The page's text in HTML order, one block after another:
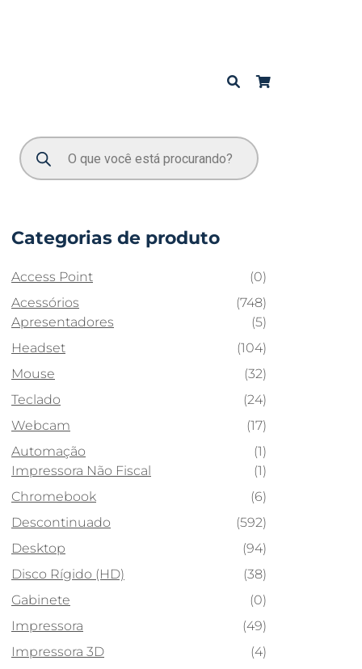
Categorias de produto
Access Point
(0)
Acessórios
(748)
Apresentadores
(5)
Headset
(104)
Mouse
(32)
Teclado
(24)
Webcam
(17)
Automação
(1)
Impressora Não Fiscal
(1)
Chromebook
(6)
Descontinuado
(592)
Desktop
(94)
Disco Rígido (HD)
(38)
Gabinete
(0)
Impressora
(49)
Impressora 3D
(4)